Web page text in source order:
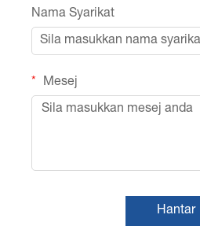
Nama Syarikat
Mesej
Hantar